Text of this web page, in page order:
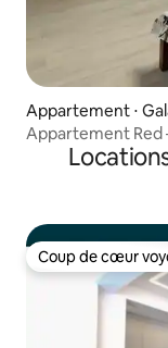
Appartement ⋅
Appartement Red
Coup de cœur
Coup de cœur